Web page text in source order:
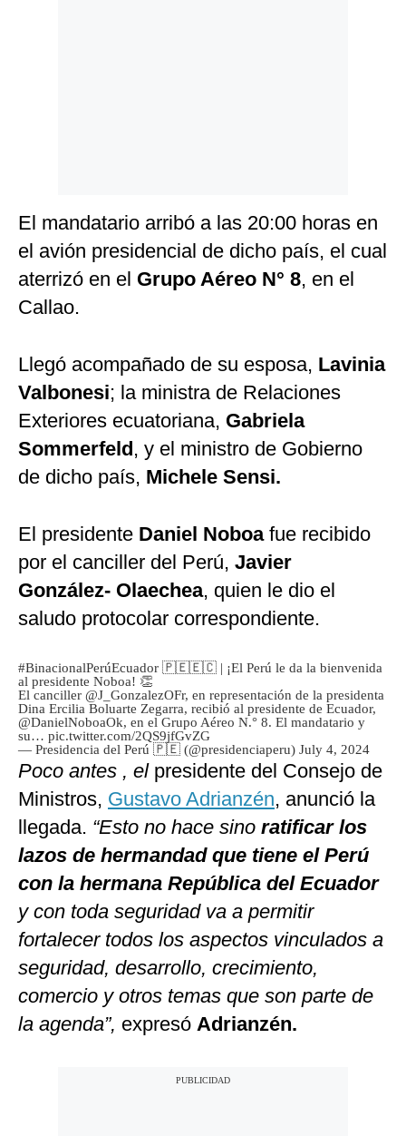
El mandatario arribó a las 20:00 horas en
el avión presidencial de dicho país, el cual
aterrizó en el Grupo Aéreo N° 8, en el
Callao.
Llegó acompañado de su esposa, Lavinia
Valbonesi; la ministra de Relaciones
Exteriores ecuatoriana, Gabriela
Sommerfeld, y el ministro de Gobierno
de dicho país, Michele Sensi.
El presidente Daniel Noboafue recibido
por el canciller del Perú, Javier
González- Olaechea, quien le dio el
saludo protocolar correspondiente.
#BinacionalPerúEcuador 🇵🇪🇪🇨 | ¡El Perú le da la bienvenida
al presidente Noboa! 👏
El canciller @J_GonzalezOFr, en representación de la presidenta
Dina Ercilia Boluarte Zegarra, recibió al presidente de Ecuador,
@DanielNoboaOk, en el Grupo Aéreo N.° 8. El mandatario y
su… pic.twitter.com/2QS9jfGvZG
— Presidencia del Perú 🇵🇪 (@presidenciaperu) July 4, 2024
Poco antes , elpresidente del Consejo de
Ministros, Gustavo Adrianzén, anunció la
llegada. “Esto no hace sino ratificar los
lazos de hermandad que tiene el Perú
con la hermana República del Ecuador
y con toda seguridad va a permitir
fortalecer todos los aspectos vinculados a
seguridad, desarrollo, crecimiento,
comercio y otros temas que son parte de
la agenda”, expresó Adrianzén.